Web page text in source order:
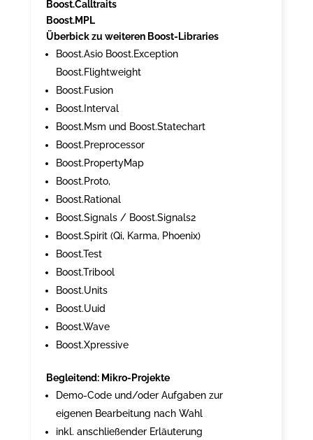
Boost.Calltraits
Boost.MPL
Überbick zu weiteren Boost-Libraries
Boost.Asio Boost.Exception
Boost.Flightweight
Boost.Fusion
Boost.Interval
Boost.Msm und Boost.Statechart
Boost.Preprocessor
Boost.PropertyMap
Boost.Proto,
Boost.Rational
Boost.Signals / Boost.Signals2
Boost.Spirit (Qi, Karma, Phoenix)
Boost.Test
Boost.Tribool
Boost.Units
Boost.Uuid
Boost.Wave
Boost.Xpressive
Begleitend: Mikro-Projekte
Demo-Code und/oder Aufgaben zur
eigenen Bearbeitung nach Wahl
inkl. anschließender Erläuterung